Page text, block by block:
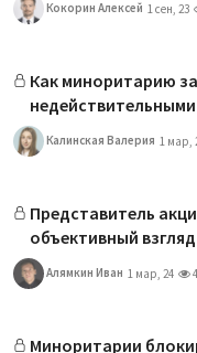
Кокорин Алексей 1 сен, 23
Как миноритарию
Калинская Валерия 1 мар,
Представитель
объективный
Алямкин Иван 1 мар, 24
Миноритарии